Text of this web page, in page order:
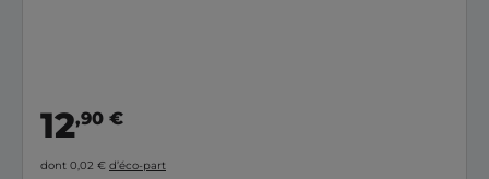
12,90 €
dont 0,02 € d’éco-part